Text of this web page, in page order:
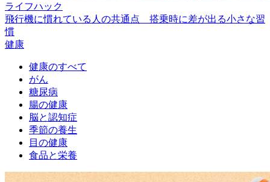
ライフハック
飛行機に慣れている人の共通点 搭乗時に差が出る小さな習
慣
健康
健康のすべて
がん
糖尿病
腸の健康
脳と認知症
季節の養生
目の健康
食品と栄養